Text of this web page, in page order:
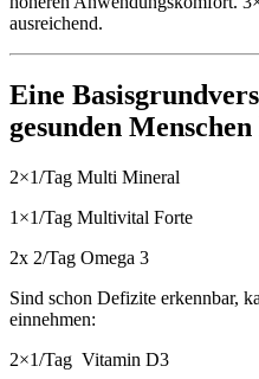
ausreichend.
Eine
gesunden
2×1/Tag Multi Mineral
1×1/Tag Multivital Forte
2x 2/Tag Omega 3
Sind schon Defizite erkennbar,
einnehmen:
2×1/Tag Vitamin D3